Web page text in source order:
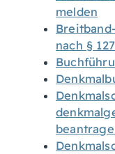
melden
nach §